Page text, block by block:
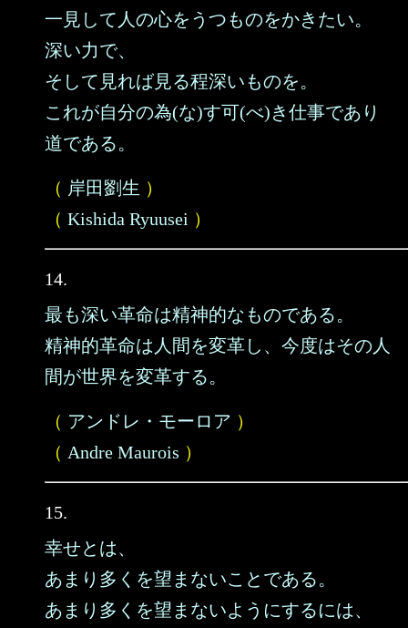
一見して人の心をうつものをかきたい。
深い力で、
そして見れば見る程深いものを。
これが自分の為(な)す可(べ)き仕事であり
道である。
（ 岸田劉生 ）
（ Kishida Ryuusei ）
14.
最も深い革命は精神的なものである。
精神的革命は人間を変革し、今度はその人
間が世界を変革する。
（ アンドレ・モーロア ）
（ Andre Maurois ）
15.
幸せとは、
あまり多くを望まないことである。
あまり多くを望まないようにするには、